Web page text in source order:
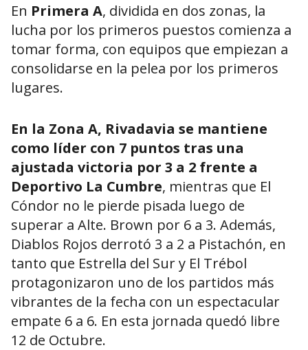
En Primera A, dividida en dos zonas, la
lucha por los primeros puestos comienza a
tomar forma, con equipos que empiezan a
consolidarse en la pelea por los primeros
lugares.
En la Zona A, Rivadavia se mantiene
como líder con 7 puntos tras una
ajustada victoria por 3 a 2 frente a
Deportivo La Cumbre, mientras que El
Cóndor no le pierde pisada luego de
superar a Alte. Brown por 6 a 3. Además,
Diablos Rojos derrotó 3 a 2 a Pistachón, en
tanto que Estrella del Sur y El Trébol
protagonizaron uno de los partidos más
vibrantes de la fecha con un espectacular
empate 6 a 6. En esta jornada quedó libre
12 de Octubre.